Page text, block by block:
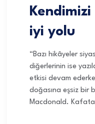
Kendimizi
iyi yolu
“Bazı hikâyeler
diğerlerinin ise
etkisi devam
doğasına eşsiz bir
Macdonald.